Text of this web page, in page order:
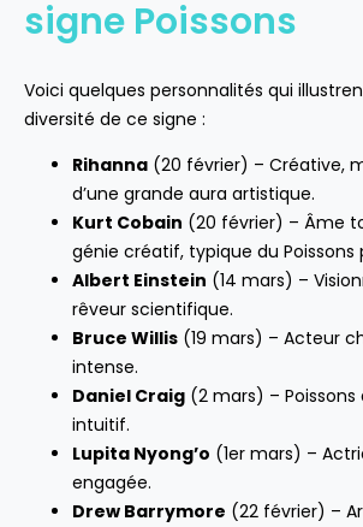
signe Poissons
Voici quelques personnalités qui
diversité de ce signe :
Rihanna (20 février) – Créative,
d’une grande aura artistique.
Kurt Cobain (20 février) – Âme
génie créatif, typique du Poissons
Albert Einstein (14 mars) –
rêveur scientifique.
Bruce Willis (19 mars) – Acteur
intense.
Daniel Craig (2 mars) –
intuitif.
Lupita Nyong’o (1er mars) –
engagée.
Drew Barrymore (22 février) –